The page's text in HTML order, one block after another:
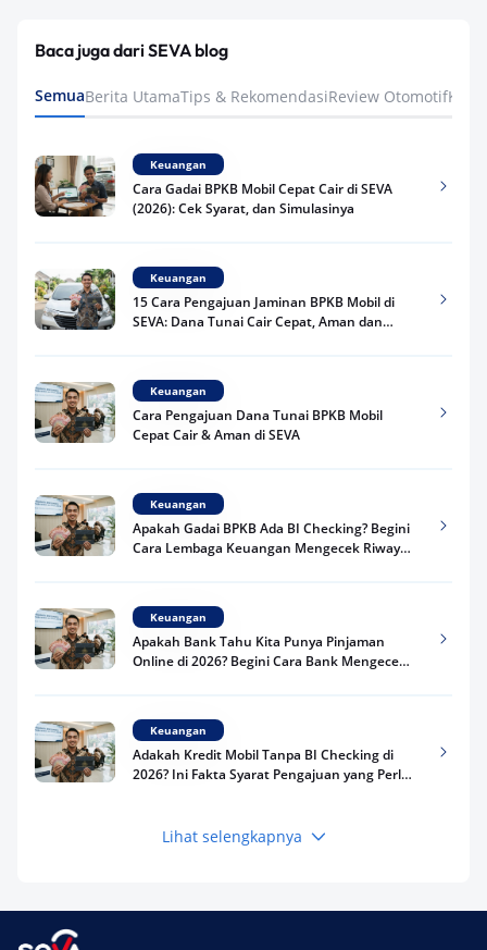
Baca juga dari SEVA blog
SemuaBerita UtamaTips & RekomendasiReview Otomotif
Keuangan
Cara Gadai BPKB Mobil Cepat Cair di SEVA
(2026): Cek Syarat, dan Simulasinya
Keuangan
15 Cara Pengajuan Jaminan BPKB Mobil di
SEVA: Dana Tunai Cair Cepat, Aman dan
Keuangan
Cara Pengajuan Dana Tunai BPKB Mobil
Cepat Cair & Aman di SEVA
Keuangan
Apakah Gadai BPKB Ada BI Checking? Begini
Cara Lembaga Keuangan Mengecek Riwayat
Keuangan
Apakah Bank Tahu Kita Punya Pinjaman
Online di 2026? Begini Cara Bank Mengecek
Keuangan
Adakah Kredit Mobil Tanpa BI Checking di
2026? Ini Fakta Syarat Pengajuan yang Perlu
Keuangan
Terpercaya
Lihat selengkapnya